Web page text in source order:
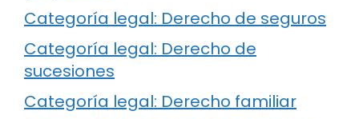
Categoría legal: Derecho de seguros
Categoría legal: Derecho de
sucesiones
Categoría legal: Derecho familiar